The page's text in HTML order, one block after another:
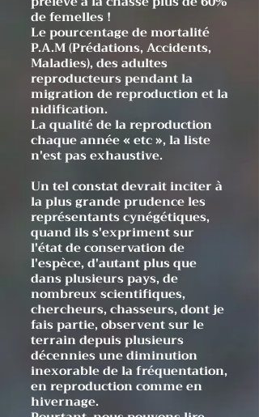
de femelles !
Le pourcentage de mortalité
P.A.M (Prédations, Accidents,
Maladies), des adultes
reproducteurs pendant la
migration de reproduction et la
nidification.
La qualité de la reproduction
chaque année « etc », la liste
n'est pas exhaustive.
Un tel constat devrait inciter à
la plus grande prudence les
représentants cynégétiques,
quand ils s'expriment sur
l'état de conservation de
l'espèce, d'autant plus que
dans plusieurs pays, de
nombreux scientifiques,
chercheurs, chasseurs, dont je
fais partie, observent sur le
terrain depuis plusieurs
décennies une diminution
inexorable de la fréquentation,
en reproduction comme en
hivernage.